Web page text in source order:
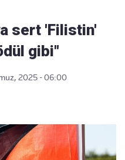
sert 'Filistin'
gibi"
2025 - 06:00